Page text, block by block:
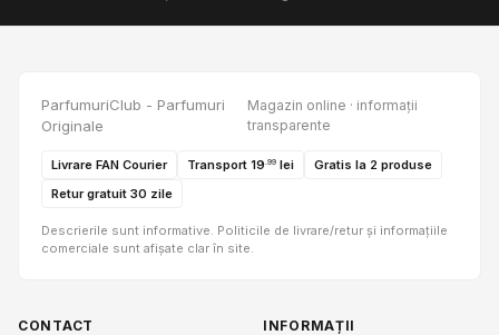
ParfumuriClub - Parfumuri
Originale
Magazin online · informații
transparente
Livrare FAN Courier Transport 19.99 lei
Gratis la 2 produse
Retur gratuit 30 zile
Descrierile sunt informative. Politicile de livrare/retur și informațiile
comerciale sunt afișate clar în site.
CONTACT INFORMAȚII